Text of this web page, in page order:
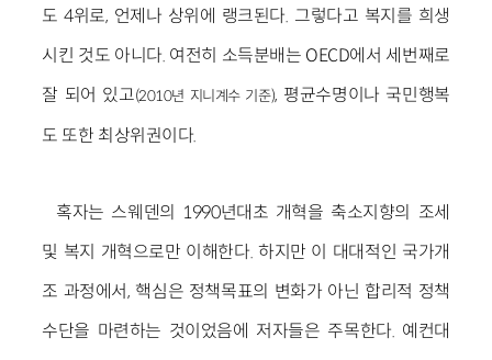
도 4위로, 언제나 상위에 랭크된다. 그렇다고 복지를 희생
시킨 것도 아니다. 여전히 소득분배는 OECD에서 세번째로
잘 되어 있고(2010년 지니계수 기준), 평균수명이나 국민행복
도 또한 최상위권이다.
혹자는 스웨덴의 1990년대초 개혁을 축소지향의 조세
및 복지 개혁으로만 이해한다. 하지만 이 대대적인 국가개
조 과정에서, 핵심은 정책목표의 변화가 아닌 합리적 정책
수단을 마련하는 것이었음에 저자들은 주목한다. 예컨대